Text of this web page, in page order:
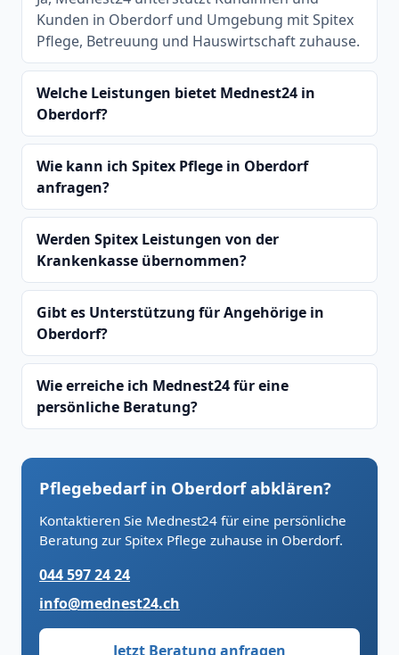
Kunden in Oberdorf und Umgebung mit Spitex
Pflege, Betreuung und Hauswirtschaft zuhause.
Welche Leistungen bietet Mednest24 in
Oberdorf?
Wie kann ich Spitex Pflege in Oberdorf
anfragen?
Werden Spitex Leistungen von der
Krankenkasse übernommen?
Gibt es Unterstützung für Angehörige in
Oberdorf?
Wie erreiche ich Mednest24 für eine
persönliche Beratung?
Pflegebedarf in Oberdorf abklären?
Kontaktieren Sie Mednest24 für eine persönliche
Beratung zur Spitex Pflege zuhause in Oberdorf.
044 597 24 24
info@mednest24.ch
Jetzt Beratung anfragen